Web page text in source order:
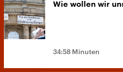
Wie wollen wir
34:58 Minuten